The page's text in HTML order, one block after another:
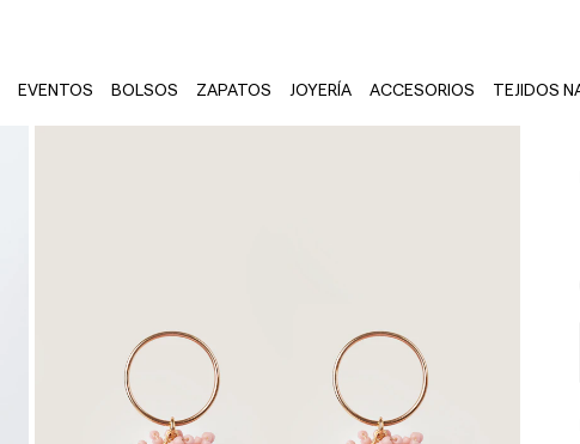
EVENTOS BOLSOS ZAPATOS JOYERÍA ACCESORIOS TEJIDOS